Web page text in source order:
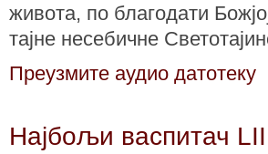
живота, по благодати
тајне несебичне
Преузмите аудио датотеку
Најбољи васпитач